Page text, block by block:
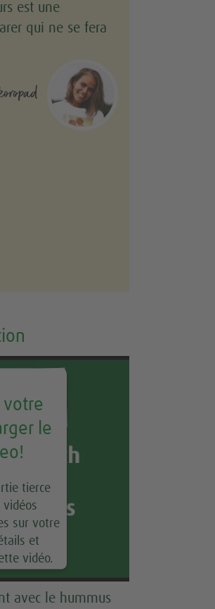
est une
qui ne se fera
votre
le
tierce
sur votre
et
vidéo.
avec le hummus